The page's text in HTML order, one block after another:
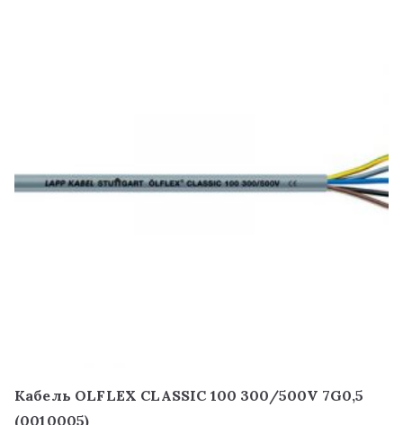
Кабель OLFLEX CLASSIC 100 300/500V 7G0,5
(0010005)